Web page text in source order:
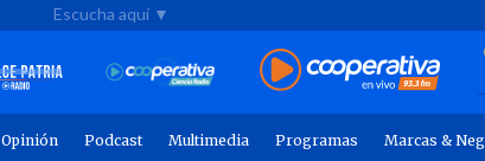
Escucha aquí ▼
Opinión Podcast Multimedia Programas Marcas &